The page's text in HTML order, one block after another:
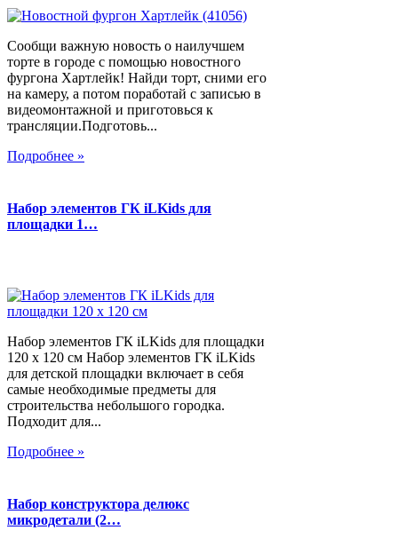
Сообщи важную новость о наилучшем
торте в городе с помощью новостного
фургона Хартлейк! Найди торт, сними его
на камеру, а потом поработай с записью в
видеомонтажной и приготовься к
трансляции.Подготовь...
Подробнее »
Набор элементов ГК iLKids для
площадки 1…
Набор элементов ГК iLKids для площадки
120 х 120 см Набор элементов ГК iLKids
для детской площадки включает в себя
самые необходимые предметы для
строительства небольшого городка.
Подходит для...
Подробнее »
Набор конструктора делюкс
микродетали (2…